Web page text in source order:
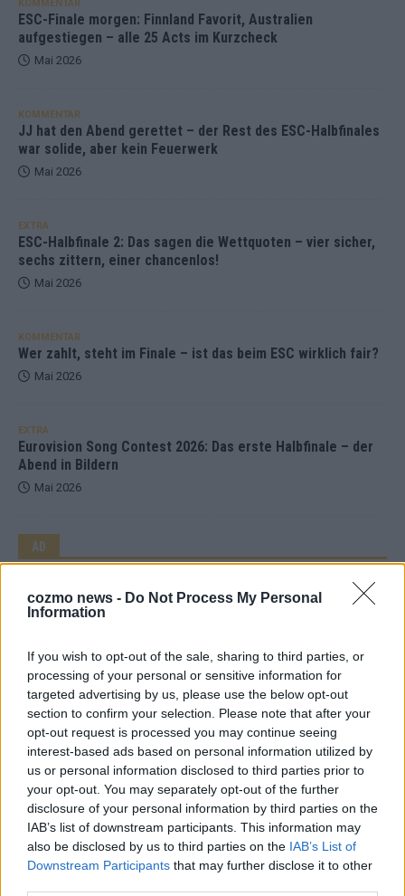
cozmo news - Do Not Process My Personal
Information
If you wish to opt-out of the sale, sharing to third parties, or
processing of your personal or sensitive information for
targeted advertising by us, please use the below opt-out
section to confirm your selection. Please note that after your
opt-out request is processed you may continue seeing
interest-based ads based on personal information utilized by
us or personal information disclosed to third parties prior to
your opt-out. You may separately opt-out of the further
disclosure of your personal information by third parties on the
IAB’s list of downstream participants. This information may
also be disclosed by us to third parties on the IAB’s List of
Downstream Participants that may further disclose it to other
KOMMENTAR
ESC-Finale morgen: Finnland Favorit, Australien
aufgestiegen – alle 25 Acts im Kurzcheck
Mai 2026
KOMMENTAR
JJ hat den Abend gerettet – der Rest des ESC-Halbfinales
war solide, aber kein Feuerwerk
Mai 2026
EXTRA
ESC-Halbfinale 2: Das sagen die Wettquoten – vier sicher,
sechs zittern, einer chancenlos!
Mai 2026
KOMMENTAR
Wer zahlt, steht im Finale – ist das beim ESC wirklich fair?
Mai 2026
EXTRA
Eurovision Song Contest 2026: Das erste Halbfinale – der
Abend in Bildern
Mai 2026
AD
WERBE BEI UNS!